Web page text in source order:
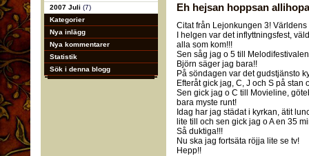
2007 Juli (7)
Kategorier
Nya inlägg
Nya kommentarer
Statistik
Sök i denna blogg
Eh hejsan hoppsan
Citat från Lejonkungen 3! Världens
I helgen var det inflyttningsfest,
alla som kom!!!
Sen såg jag o 5 till
Björn säger jag bara!!
På söndagen var det gudstjänsto
Efteråt gick jag, C, J och S på stan
Sen gick jag o C till Movieline,
bara myste runt!
Idag har jag städat i kyrkan, ätit
lite till och sen gick jag o A en 35
Så duktiga!!!
Nu ska jag fortsäta röjja lite se tv!
Hepp!!